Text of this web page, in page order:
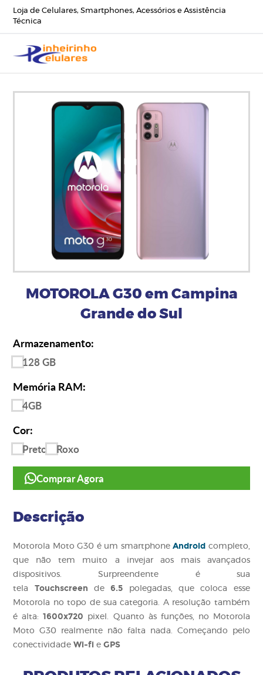
Loja de Celulares, Smartphones, Acessórios e Assistência
Técnica
MOTOROLA G30 em Campina
Grande do Sul
Armazenamento:
128 GB
Memória RAM:
4GB
Cor:
Preto Roxo
Comprar Agora
Descrição
Motorola Moto G30 é um smartphoneAndroid completo,
que não tem muito a invejar aos mais avançados
dispositivos. Surpreendente é sua
tela Touchscreen de6.5 polegadas, que coloca esse
Motorola no topo de sua categoria. A resolução também
é alta:1600x720
pixel. Quanto às funções, no Motorola
Moto G30 realmente não falta nada. Começando pelo
conectividadeWi-fi eGPS